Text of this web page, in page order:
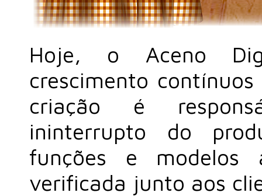
Hoje, o Aceno
crescimento
criação é
ininterrupto do
funções e
verificada junto aos